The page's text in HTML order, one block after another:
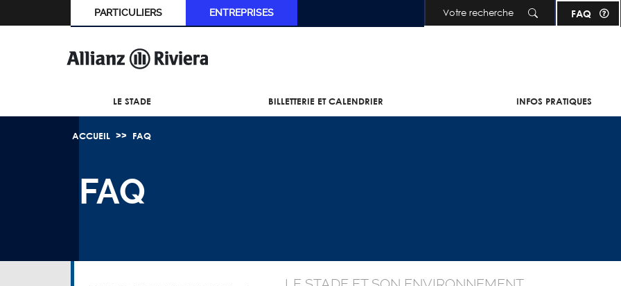
Aller au contenu principal
FAQ
PARTICULIERS ENTREPRISES
LE STADE BILLETTERIE ET CALENDRIER INFOS PRATIQUES
ACCUEIL FAQ
FAQ